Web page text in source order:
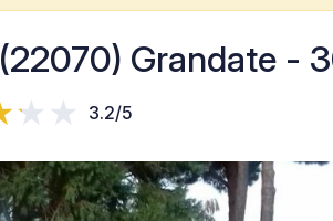
(22070) Grandate -
3.2/5